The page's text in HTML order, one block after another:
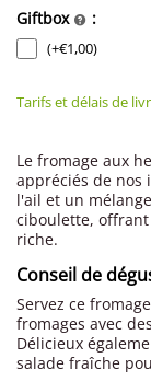
Giftbox :
(+€1,00)
Tarifs et délais de
Le fromage aux
appréciés de nos
l'ail et un
ciboulette,
riche.
Conseil de
Servez ce
fromages avec
Délicieux
salade fraîche